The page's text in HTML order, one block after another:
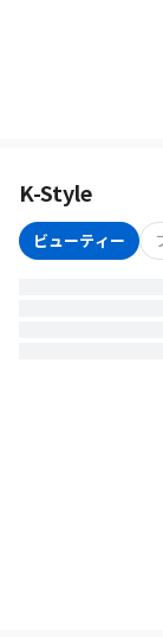
K-Style
ビューティー